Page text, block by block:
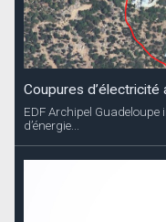
Coupures d’électricité
EDF Archipel
d’énergie...